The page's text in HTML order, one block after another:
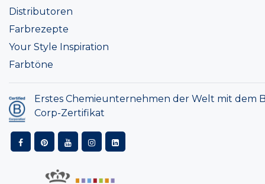
Distributoren
Farbrezepte
Your Style Inspiration
Farbtöne
Erstes Chemieunternehmen der Welt mit dem
Corp-Zertifikat